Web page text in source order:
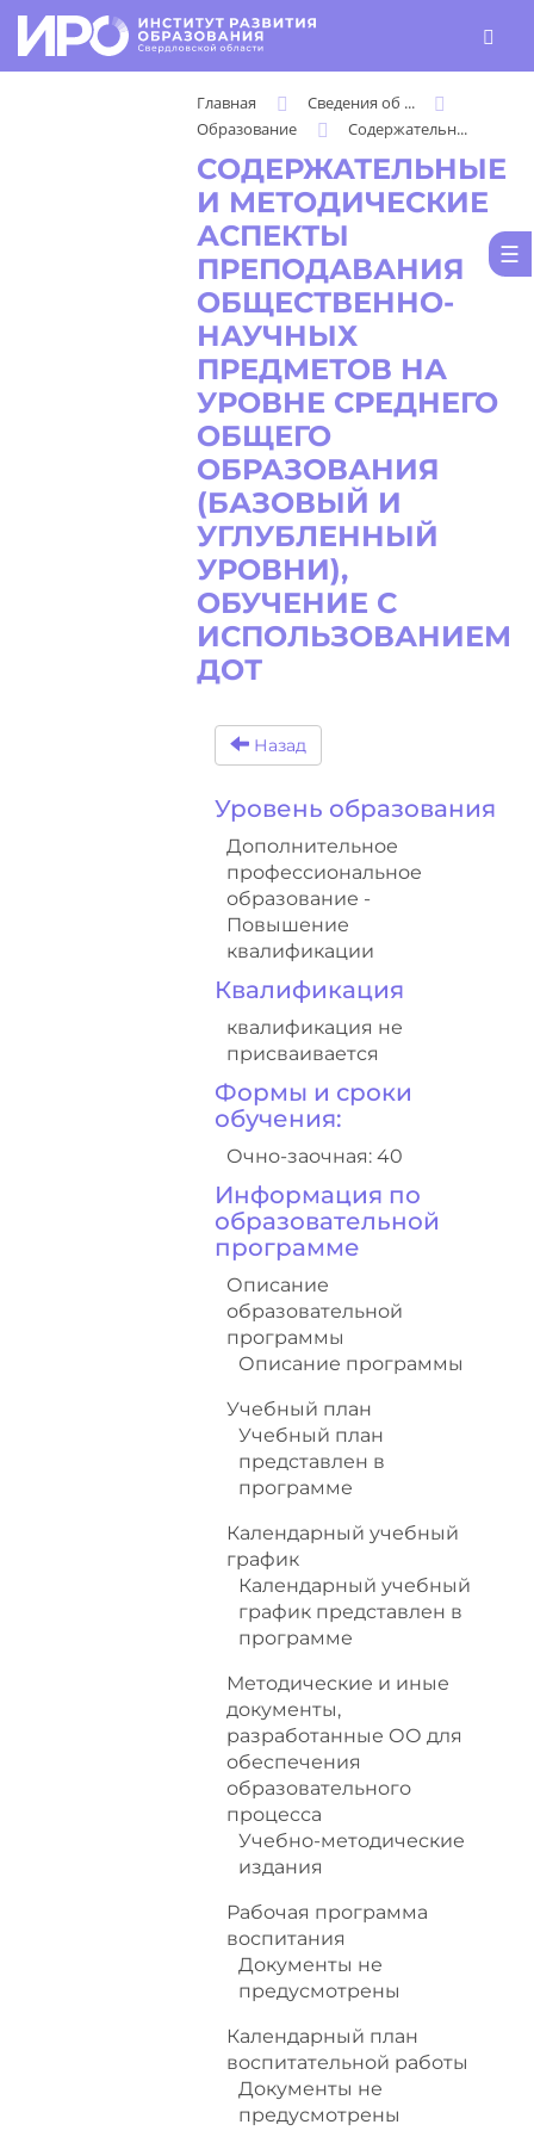
Главная
Сведения об ...
Образование
Содержательн...
СОДЕРЖАТЕЛЬНЫЕ
И МЕТОДИЧЕСКИЕ
АСПЕКТЫ
ПРЕПОДАВАНИЯ
ОБЩЕСТВЕННО-
НАУЧНЫХ
ПРЕДМЕТОВ НА
УРОВНЕ СРЕДНЕГО
ОБЩЕГО
ОБРАЗОВАНИЯ
(БАЗОВЫЙ И
УГЛУБЛЕННЫЙ
УРОВНИ),
ОБУЧЕНИЕ С
ИСПОЛЬЗОВАНИЕМ
ДОТ
Назад
Уровень образования
Дополнительное
профессиональное
образование -
Повышение
квалификации
Квалификация
квалификация не
присваивается
Формы и сроки
обучения:
Очно-заочная: 40
Информация по
образовательной
программе
Описание
образовательной
программы
Описание программы
Учебный план
Учебный план
представлен в
программе
Календарный учебный
график
Календарный учебный
график представлен в
программе
Методические и иные
документы,
разработанные ОО для
обеспечения
образовательного
процесса
Учебно-методические
издания
Рабочая программа
воспитания
Документы не
предусмотрены
Календарный план
воспитательной работы
Документы не
предусмотрены